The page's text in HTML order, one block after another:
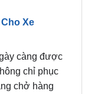
càng được
chỉ phục
chở hàng
độc đáo.
ra với các